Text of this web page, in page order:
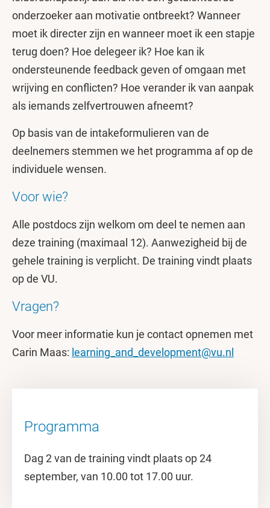
onderzoeker aan motivatie ontbreekt? Wanneer
moet ik directer zijn en wanneer moet ik een stapje
terug doen? Hoe delegeer ik? Hoe kan ik
ondersteunende feedback geven of omgaan met
wrijving en conflicten? Hoe verander ik van aanpak
als iemands zelfvertrouwen afneemt?
Op basis van de intakeformulieren van de
deelnemers stemmen we het programma af op de
individuele wensen.
Voor wie?
Alle postdocs zijn welkom om deel te nemen aan
deze training (maximaal 12). Aanwezigheid bij de
gehele training is verplicht. De training vindt plaats
op de VU.
Vragen?
Voor meer informatie kun je contact opnemen met
Carin Maas: learning_and_development@vu.nl
Programma
Dag 2 van de training vindt plaats op 24
september, van 10.00 tot 17.00 uur.